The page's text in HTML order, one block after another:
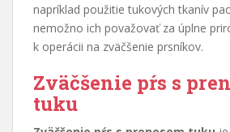
napríklad použitie tukových tkanív
nemožno ich považovať za úplne
k operácii na zväčšenie prsníkov.
Zväčšenie pŕs s
tuku